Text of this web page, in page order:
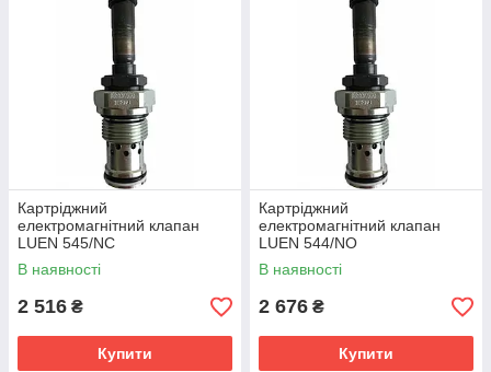
Картріджний
електромагнітний клапан
LUEN 545/NC
В наявності
2 516 ₴
Купити
Картріджний
електромагнітний клапан
LUEN 544/NO
В наявності
2 676 ₴
Купити